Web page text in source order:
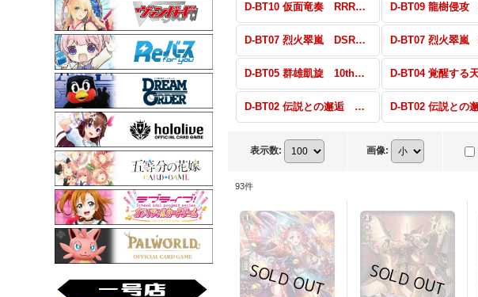
D-BT10 仮面竜奏 RRR・RR・R・C
D-BT07 烈火翠嵐 DSR・FFR・FR
D-BT05 群雄凱旋 10thRRR・RRR・RR・R・C
D-BT02 伝説との邂逅 DSR・SP・H・PR
表示数: 画像:
93件